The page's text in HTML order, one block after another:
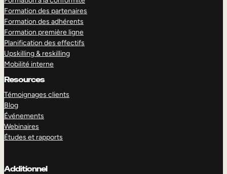
Formation des partenaires
Formation des adhérents
Formation première ligne
Planification des effectifs
Upskilling & reskilling
Mobilité interne
Resources
Témoignages clients
Blog
Événements
Webinaires
Études et rapports
Additionnel